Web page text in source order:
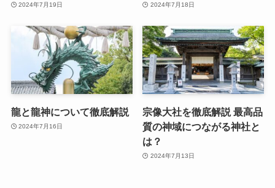
2024年7月19日 2024年7月18日
龍と龍神について徹底解説
2024年7月16日
宗像大社を徹底解説 最高品
質の神域につながる神社と
は？
2024年7月13日